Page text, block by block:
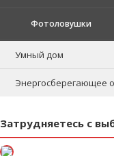
Фотоловушки
Умный дом
Энергосберегающее
Затрудняетесь с